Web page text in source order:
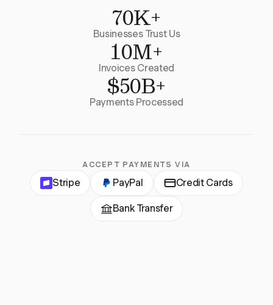
70K+
Businesses Trust Us
10M+
Invoices Created
$50B+
Payments Processed
ACCEPT PAYMENTS VIA
Stripe PayPal Credit Cards
Bank Transfer